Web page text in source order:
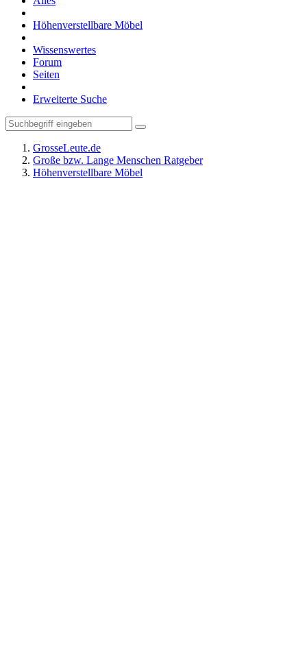
Höhenverstellbare Möbel
Wissenswertes
Forum
Seiten
Erweiterte Suche
GrosseLeute.de
Große bzw. Lange Menschen Ratgeber
Höhenverstellbare Möbel